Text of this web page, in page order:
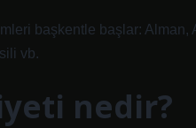
başkentle başlar: Alman,
vb.
nedir?